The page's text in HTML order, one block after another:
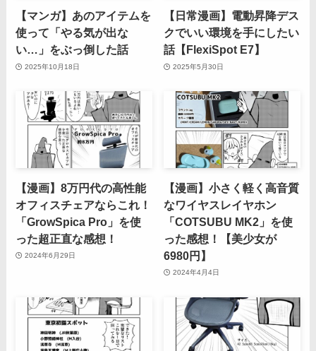
【マンガ】あのアイテムを
使って「やる気が出な
い…」をぶっ倒した話
2025年10月18日
【日常漫画】電動昇降デス
クでいい環境を手にしたい
話【FlexiSpot E7】
2025年5月30日
【漫画】8万円代の高性能
オフィスチェアならこれ！
「GrowSpica Pro」を使
った超正直な感想！
2024年6月29日
【漫画】小さく軽く高音質
なワイヤスレイヤホン
「COTSUBU MK2」を使
った感想！【美少女が
6980円】
2024年4月4日